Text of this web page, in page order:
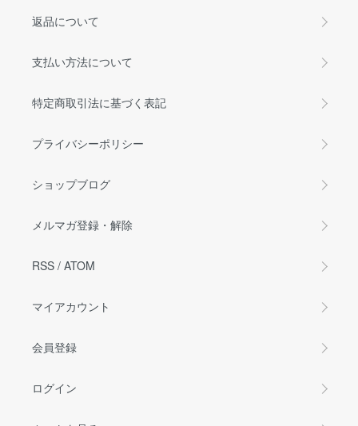
返品について
支払い方法について
特定商取引法に基づく表記
プライバシーポリシー
ショップブログ
メルマガ登録・解除
RSS / ATOM
マイアカウント
会員登録
ログイン